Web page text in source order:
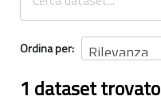
Ordina per
1 dataset trovato